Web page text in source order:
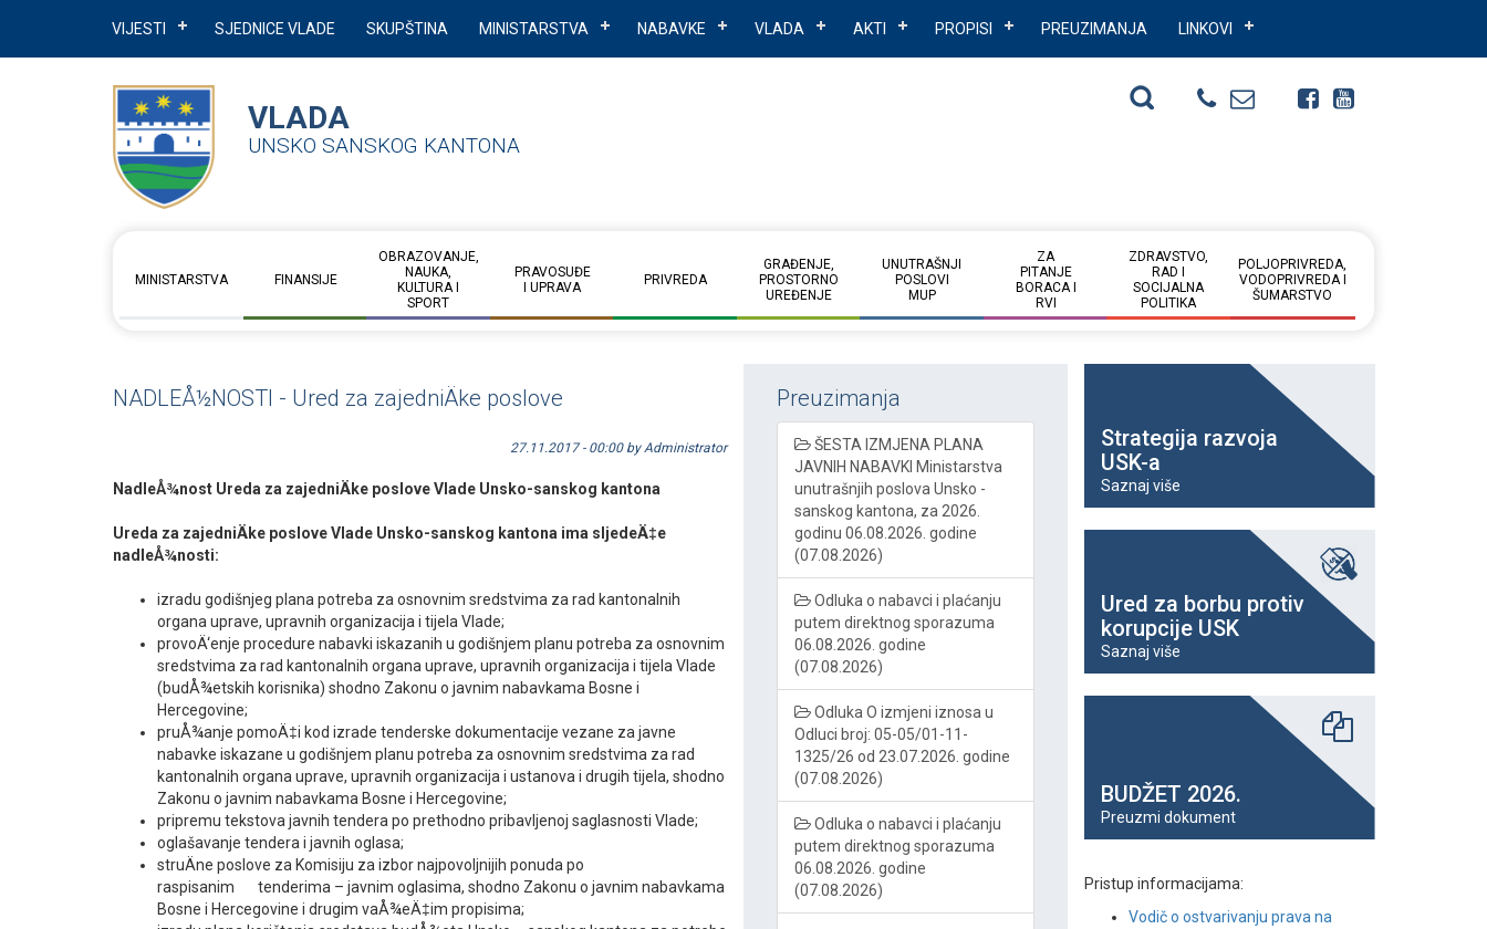
VIJESTI SJEDNICE VLADE SKUPŠTINA MINISTARSTVA NABAVKE VLADA AKTI PROPISI PREUZIMANJA LINKOVI
VLADA
UNSKO SANSKOG KANTONA
MINISTARSTVA FINANSIJE
OBRAZOVANJE,
NAUKA,
KULTURA I
SPORT
PRAVOSUĐE
I UPRAVA
PRIVREDA
GRAĐENJE,
PROSTORNO
UREĐENJE
UNUTRAŠNJI
POSLOVI
MUP
ZA
PITANJE
BORACA I
RVI
ZDRAVSTVO,
RAD I
SOCIJALNA
POLITIKA
POLJOPRIVREDA,
VODOPRIVREDA I
ŠUMARSTVO
NADLEÅ½NOSTI - Ured za zajedniÄke poslove
27.11.2017 - 00:00 by Administrator
NadleÅ¾nost Ureda za zajedniÄke poslove Vlade Unsko-sanskog kantona
Ureda za zajedniÄke poslove Vlade Unsko-sanskog kantona ima sljedeÄ‡e
nadleÅ¾nosti:
izradu godišnjeg plana potreba za osnovnim sredstvima za rad kantonalnih
organa uprave, upravnih organizacija i tijela Vlade;
provoÄ‘enje procedure nabavki iskazanih u godišnjem planu potreba za osnovnim
sredstvima za rad kantonalnih organa uprave, upravnih organizacija i tijela Vlade
(budÅ¾etskih korisnika) shodno Zakonu o javnim nabavkama Bosne i
Hercegovine;
pruÅ¾anje pomoÄ‡i kod izrade tenderske dokumentacije vezane za javne
nabavke iskazane u godišnjem planu potreba za osnovnim sredstvima za rad
kantonalnih organa uprave, upravnih organizacija i ustanova i drugih tijela, shodno
Zakonu o javnim nabavkama Bosne i Hercegovine;
pripremu tekstova javnih tendera po prethodno pribavljenoj saglasnosti Vlade;
oglašavanje tendera i javnih oglasa;
struÄne poslove za Komisiju za izbor najpovoljnijih ponuda po
raspisanim tenderima – javnim oglasima, shodno Zakonu o javnim nabavkama
Bosne i Hercegovine i drugim vaÅ¾eÄ‡im propisima;
Preuzimanja
ŠESTA IZMJENA PLANA
JAVNIH NABAVKI Ministarstva
unutrašnjih poslova Unsko -
sanskog kantona, za 2026.
godinu 06.08.2026. godine
(07.08.2026)
Odluka o nabavci i plaćanju
putem direktnog sporazuma
06.08.2026. godine
(07.08.2026)
Odluka O izmjeni iznosa u
Odluci broj: 05-05/01-11-
1325/26 od 23.07.2026. godine
(07.08.2026)
Odluka o nabavci i plaćanju
putem direktnog sporazuma
06.08.2026. godine
(07.08.2026)
Strategija razvoja
USK-a
Saznaj više
Ured za borbu protiv
korupcije USK
Saznaj više
BUDŽET 2026.
Preuzmi dokument
Pristup informacijama:
Vodič o ostvarivanju prava na